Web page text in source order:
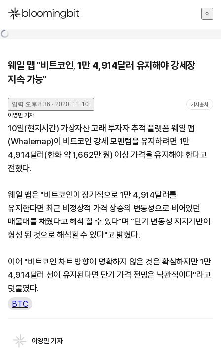
한국어
웨일 맵 "비트코인, 1만 4,914달러 유지해야 강세장
지속 가능"
입력 오후 8:36 · 2020. 11. 10. 기사출처
이영민 기자
10일(현지시간) 가상자산 고래 투자자 추적 플랫폼 웨일 맵
(Whalemap)이 비트코인 강세 모멘텀을 유지하려면 1만
4,914달러(한화 약 1,662만 원) 이상 가격을 유지해야 한다고
전했다.
웨일 맵은 "비트코인이 장기적으로 1만 4,914달러를
유지한다면 최근 비정상적 가격 상승의 변동성으로 비어있던
매물대를 채웠다고 해석 할 수 있다"며 "단기 변동성 지지기반이
형성 된 것으로 해석할 수 있다"고 밝혔다.
이어 "비트코인 차트 방향이 명확하지 않은 것은 확실하지만 1만
4,914달러 선이 유지된다면 단기 가격 전망은 낙관적이다"라고
덧붙였다.
BTC
이영민 기자